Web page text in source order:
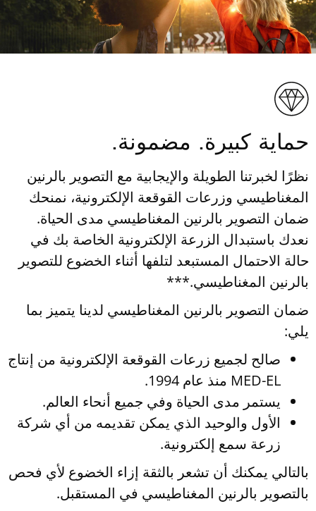
حماية كبيرة. مضمونة.
نظرًا لخبرتنا الطويلة والإيجابية مع التصوير بالرنين
المغناطيسي وزرعات القوقعة الإلكترونية، نمنحك
ضمان التصوير بالرنين المغناطيسي مدى الحياة.
نعدك باستبدال الزرعة الإلكترونية الخاصة بك في
حالة الاحتمال المستبعد لتلفها أثناء الخضوع للتصوير
بالرنين المغناطيسي.***
ضمان التصوير بالرنين المغناطيسي لدينا يتميز بما
يلي:
صالح لجميع زرعات القوقعة الإلكترونية من إنتاج
MED-EL منذ عام 1994.
يستمر مدى الحياة وفي جميع أنحاء العالم.
الأول والوحيد الذي يمكن تقديمه من أي شركة
زرعة سمع إلكترونية.
بالتالي يمكنك أن تشعر بالثقة إزاء الخضوع لأي فحص
بالتصوير بالرنين المغناطيسي في المستقبل.